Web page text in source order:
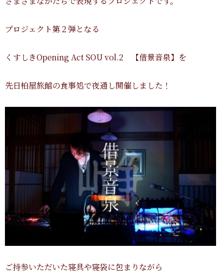
プロジェクト第２弾となる
くすしきOpening Act SOU vol.2 【借景音泉】を
先日柏屋旅館の食事処で夜通し開催しました！
ご持参いただいた寝具や寝袋に包まりながら